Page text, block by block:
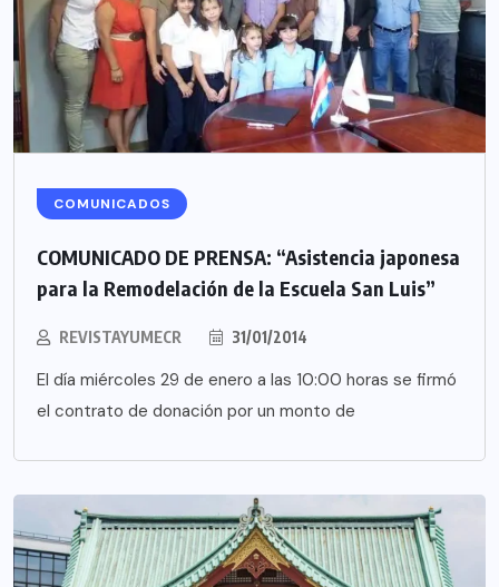
COMUNICADOS
COMUNICADO DE PRENSA: “Asistencia japonesa
para la Remodelación de la Escuela San Luis”
REVISTAYUMECR 31/01/2014
El día miércoles 29 de enero a las 10:00 horas se firmó
el contrato de donación por un monto de